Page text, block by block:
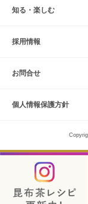
知る・楽しむ
採​用​情​報
お問合せ
個​人​情​報​保​護​方​針​​​